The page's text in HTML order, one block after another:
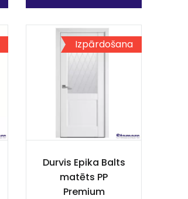
Izpārdošana
Durvis Epika Balts
matēts PP
Premium